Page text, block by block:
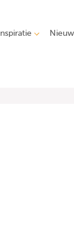
Inspiratie